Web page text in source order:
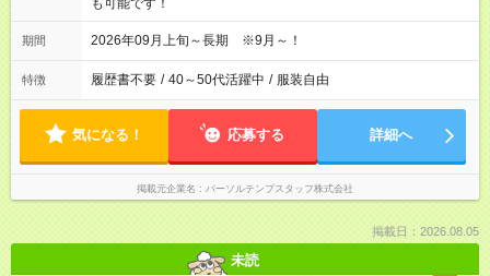
も可能です！
期間 2026年09月上旬～長期 ※9月～！
特徴 履歴書不要 / 40～50代活躍中 / 服装自由
気になる！ 応募する 詳細へ
掲載元企業名 パーソルテンプスタッフ株式会社
掲載日：2026.08.05
未読